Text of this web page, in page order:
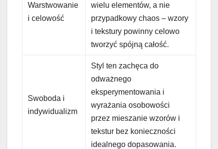
Warstwowanie
i celowość
wielu elementów, a nie
przypadkowy chaos – wzory
i tekstury powinny celowo
tworzyć spójną całość.
Swoboda i
indywidualizm
Styl ten zachęca do
odważnego
eksperymentowania i
wyrażania osobowości
przez mieszanie wzorów i
tekstur bez konieczności
idealnego dopasowania.